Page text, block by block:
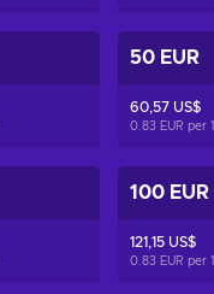
50 EUR
60,57 US$
0.83 EUR per1
100 EUR
121,15 US$
0.83 EUR per1